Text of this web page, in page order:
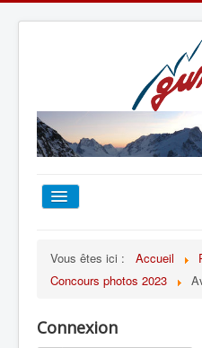
TOUT SUR LE GUMS
ESCALADE
Vous êtes ici : Accueil
Concours photos 2023
Connexion